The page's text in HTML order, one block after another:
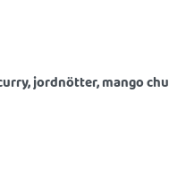
jordnötter, mango